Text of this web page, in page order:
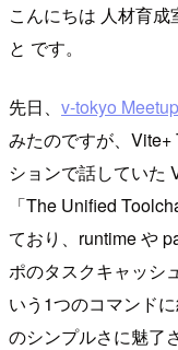
こんにちは 人材育
と です。
先日、 v-tokyo
みたのですが、Vite+
ションで話していた
「The Unified
ており、runtime や
ポのタスクキャッシ
いう1つのコマンド
のシンプルさに魅了